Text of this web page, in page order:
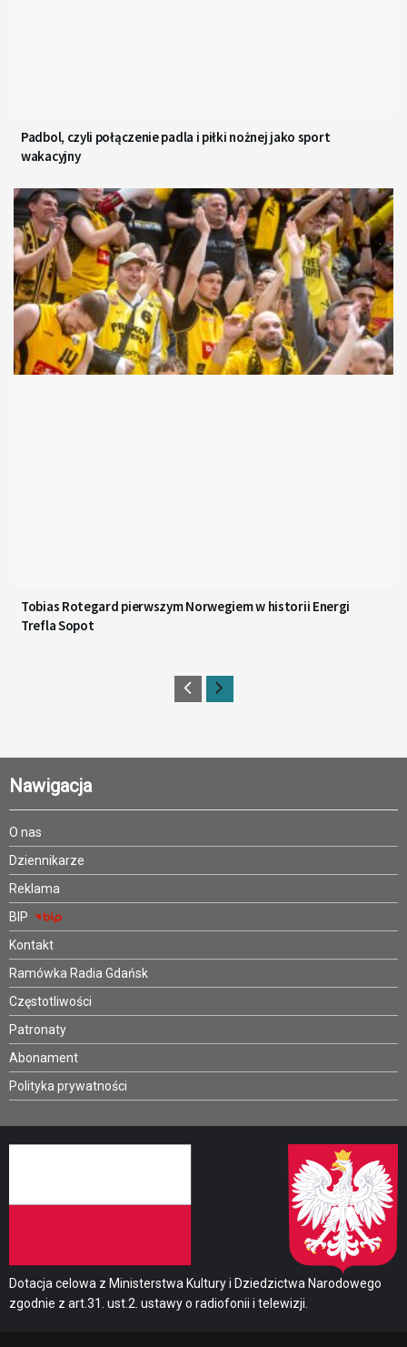
Padbol, czyli połączenie padla i piłki nożnej jako sport
wakacyjny
Tobias Rotegard pierwszym Norwegiem w historii Energi
Trefla Sopot
Nawigacja
O nas
Dziennikarze
Reklama
BIP
Kontakt
Ramówka Radia Gdańsk
Częstotliwości
Patronaty
Abonament
Polityka prywatności
Dotacja celowa z Ministerstwa Kultury i Dziedzictwa Narodowego
zgodnie z art.31. ust.2. ustawy o radiofonii i telewizji.